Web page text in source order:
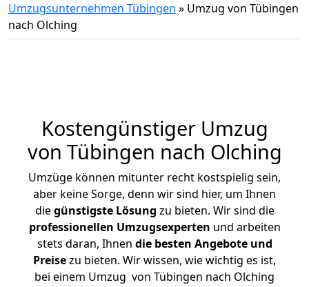
Umzugsunternehmen Tübingen » Umzug von Tübingen
nach Olching
Kostengünstiger Umzug
von Tübingen nach Olching
Umzüge können mitunter recht kostspielig sein,
aber keine Sorge, denn wir sind hier, um Ihnen
diegünstigste Lösung zu bieten. Wir sind die
professionellen Umzugsexperten und arbeiten
stets daran, Ihnen die besten Angebote und
Preisezu bieten. Wir wissen, wie wichtig es ist,
bei einem Umzug von Tübingen nach Olching